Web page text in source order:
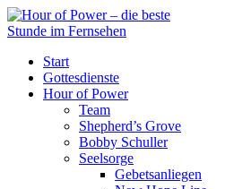
Start
Gottesdienste
Hour of Power
Team
Shepherd’s Grove
Bobby Schuller
Seelsorge
Gebetsanliegen